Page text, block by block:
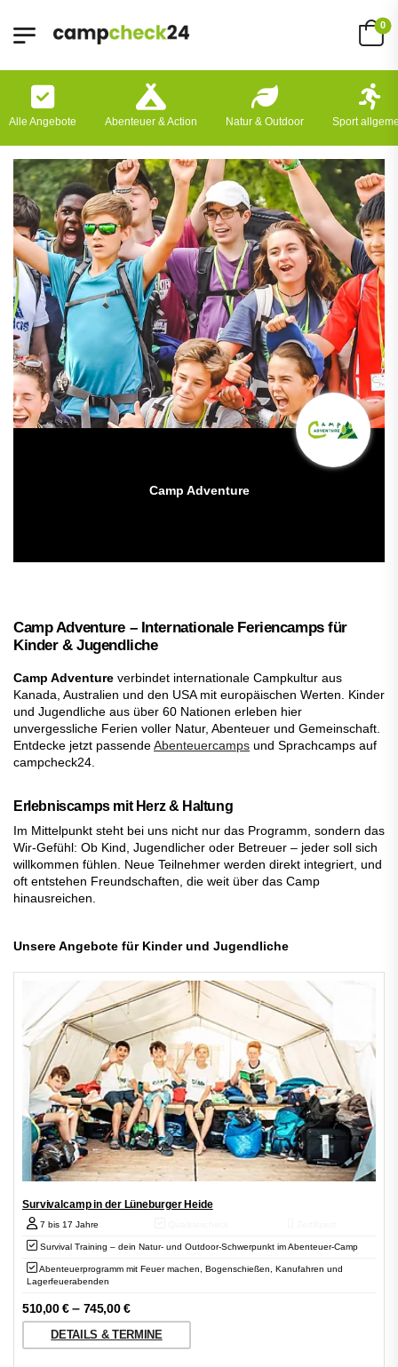
0
Alle Angebote Abenteuer & Action Natur & Outdoor Sport
Camp Adventure
Camp Adventure – Internationale Feriencamps für
Kinder & Jugendliche
Camp Adventure verbindet internationale Campkultur aus
Kanada, Australien und den USA mit europäischen Werten. Kinder
und Jugendliche aus über 60 Nationen erleben hier
unvergessliche Ferien voller Natur, Abenteuer und Gemeinschaft.
Entdecke jetzt passendeAbenteuercamps und Sprachcamps auf
campcheck24.
Erlebniscamps mit Herz & Haltung
Im Mittelpunkt steht bei uns nicht nur das Programm, sondern das
Wir-Gefühl: Ob Kind, Jugendlicher oder Betreuer – jeder soll sich
willkommen fühlen. Neue Teilnehmer werden direkt integriert, und
oft entstehen Freundschaften, die weit über das Camp
hinausreichen.
Unsere Angebote für Kinder und Jugendliche
Survivalcamp in der Lüneburger Heide
7 bis 17 Jahre
Survival Training – dein Natur- und Outdoor-Schwerpunkt im Abenteuer-Camp
Abenteuerprogramm mit Feuer machen, Bogenschießen, Kanufahren und
Lagerfeuerabenden
510,00€– 745,00€
DETAILS & TERMINE